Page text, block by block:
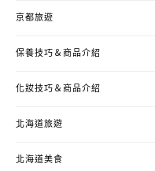
京都旅遊
保養技巧＆商品介紹
化妝技巧＆商品介紹
北海道旅遊
北海道美食